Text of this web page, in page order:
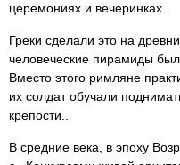
церемониях и вечеринках.
Греки сделали это на
человеческие пирамиды
Вместо этого римляне
их солдат обучали
крепости..
В средние века, в эпоху